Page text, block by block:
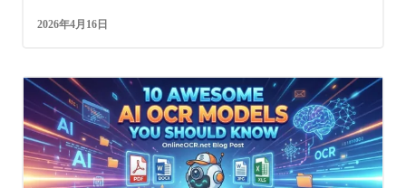
2026年4月16日